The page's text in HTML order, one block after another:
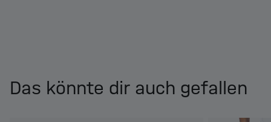
Das könnte dir auch gefallen